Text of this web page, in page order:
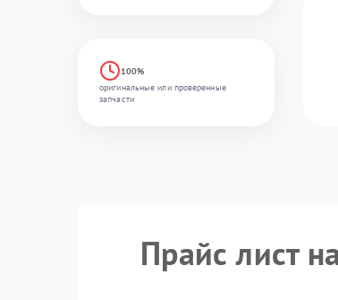
100%
оригинальные или проверенные
запчасти
Прайс лист